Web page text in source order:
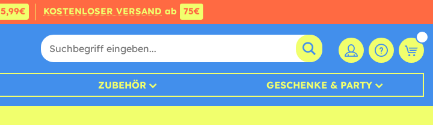
5,99€ KOSTENLOSER VERSAND ab 75€
ZUBEHÖR GESCHENKE & PARTY